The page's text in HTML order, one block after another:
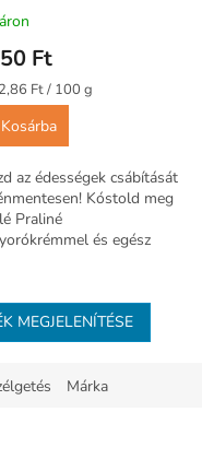
42g
Ft
Ft / 100 g
Kosárba
az édességek csábítását
Kóstold meg
Praliné
és egész
MEGJELENÍTÉSE
Márka